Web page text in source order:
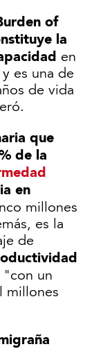
of
la
en
es una de
de vida
que
de la
en
millones
es la
de
un
millones